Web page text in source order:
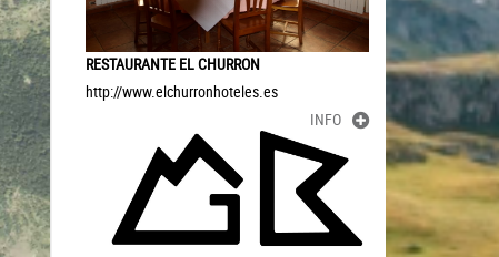
RESTAURANTE EL CHURRON
http://www.elchurronhoteles.es
INFO